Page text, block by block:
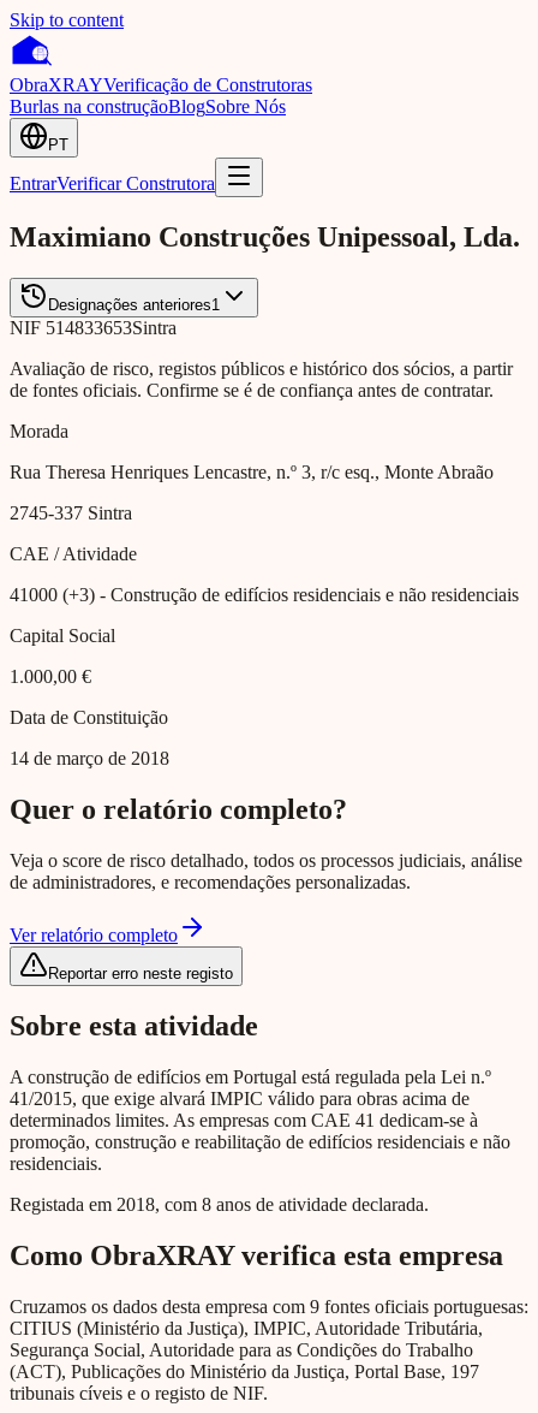
Skip to content
ObraXRAYVerificação de Construtoras
Burlas na construçãoBlogSobre Nós
PT
EntrarVerificar Construtora
Maximiano Construções Unipessoal, Lda.
Designações anteriores1
NIF 514833653Sintra
Avaliação de risco, registos públicos e histórico dos sócios, a partir
de fontes oficiais. Confirme se é de confiança antes de contratar.
Morada
Rua Theresa Henriques Lencastre, n.º 3, r/c esq., Monte Abraão
2745-337 Sintra
CAE / Atividade
41000 (+3) - Construção de edifícios residenciais e não residenciais
Capital Social
1.000,00 €
Data de Constituição
14 de março de 2018
Quer o relatório completo?
Veja o score de risco detalhado, todos os processos judiciais, análise
de administradores, e recomendações personalizadas.
Ver relatório completo
Reportar erro neste registo
Sobre esta atividade
A construção de edifícios em Portugal está regulada pela Lei n.º
41/2015, que exige alvará IMPIC válido para obras acima de
determinados limites. As empresas com CAE 41 dedicam-se à
promoção, construção e reabilitação de edifícios residenciais e não
residenciais.
Registada em 2018, com 8 anos de atividade declarada.
Como ObraXRAY verifica esta empresa
Cruzamos os dados desta empresa com 9 fontes oficiais portuguesas:
CITIUS (Ministério da Justiça), IMPIC, Autoridade Tributária,
Segurança Social, Autoridade para as Condições do Trabalho
(ACT), Publicações do Ministério da Justiça, Portal Base, 197
tribunais cíveis e o registo de NIF.